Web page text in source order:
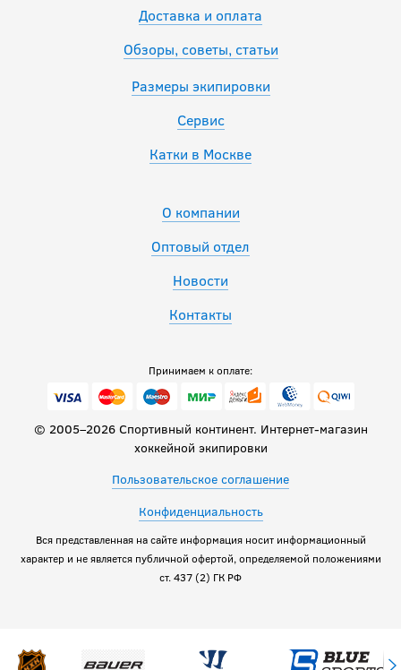
Доставка и оплата
Обзоры, советы, статьи
Размеры экипировки
Сервис
Катки в Москве
О компании
Оптовый отдел
Новости
Контакты
Принимаем к оплате:
© 2005–2026 Спортивный континент. Интернет-магазин
хоккейной экипировки
Пользовательское соглашение
Конфиденциальность
Вся представленная на сайте информация носит информационный
характер и не является публичной офертой, определяемой положениями
ст. 437 (2) ГК РФ